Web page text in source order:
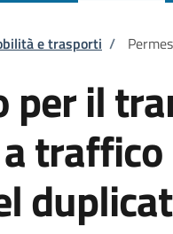
pane
e trasporti /
per il